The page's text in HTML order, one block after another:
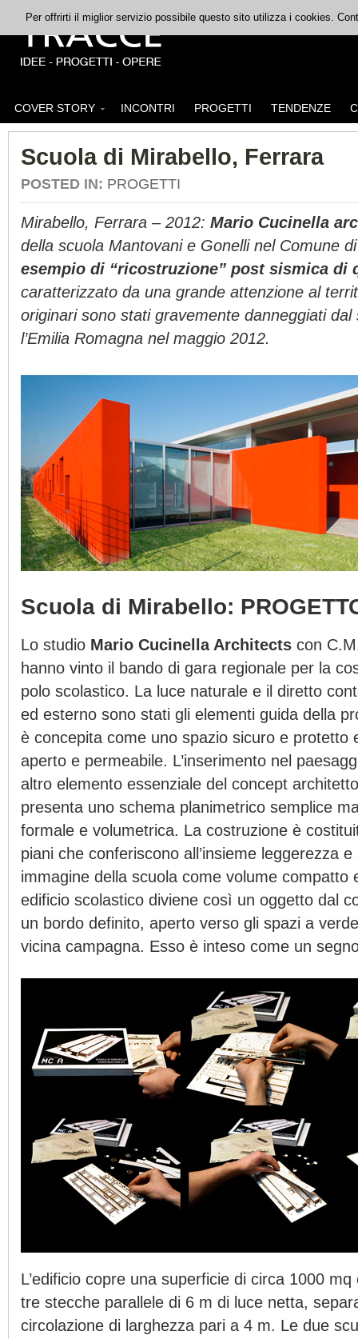
COVER STORY INCONTRI PROGETTI TENDENZE
Scuola di Mirabello, Ferrara
POSTED IN: PROGETTI
Mirabello, Ferrara – 2012: Mario Cucinella
della scuola Mantovani e Gonelli nel Comune
esempio di “ricostruzione” post sismica di
caratterizzato da una grande attenzione al
originari sono stati gravemente danneggiati
l’Emilia Romagna nel maggio 2012.
Scuola di Mirabello:
Lo studio Mario Cucinella Architects con
hanno vinto il bando di gara regionale per la
polo scolastico. La luce naturale e il diretto
ed esterno sono stati gli elementi guida della
è concepita come uno spazio sicuro e protetto
aperto e permeabile. L’inserimento nel
altro elemento essenziale del concept
presenta uno schema planimetrico semplice
formale e volumetrica. La costruzione è
piani che conferiscono all’insieme leggerezza
immagine della scuola come volume compatto
edificio scolastico diviene così un oggetto dal
un bordo definito, aperto verso gli spazi a
vicina campagna. Esso è inteso come un
L’edificio copre una superficie di circa 1000
tre stecche parallele di 6 m di luce netta,
circolazione di larghezza pari a 4 m. Le due
Per offrirti il miglior servizio possibile questo sito utilizza i cookies.